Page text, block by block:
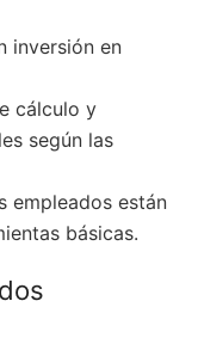
inversión en
cálculo y
según las
empleados están
básicas.